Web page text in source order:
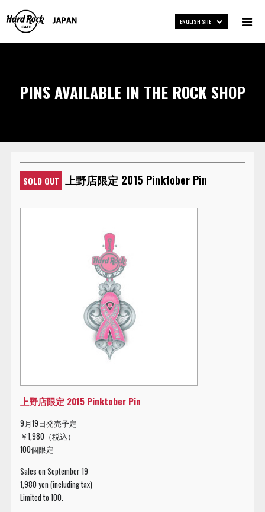
ENGLISH SITE
PINS AVAILABLE IN THE ROCK SHOP
SOLD OUT 上野店限定 2015 Pinktober Pin
上野店限定 2015 Pinktober Pin
9月19日発売予定
￥1,980（税込）
100個限定
Sales on September 19
1,980 yen (including tax)
Limited to 100.